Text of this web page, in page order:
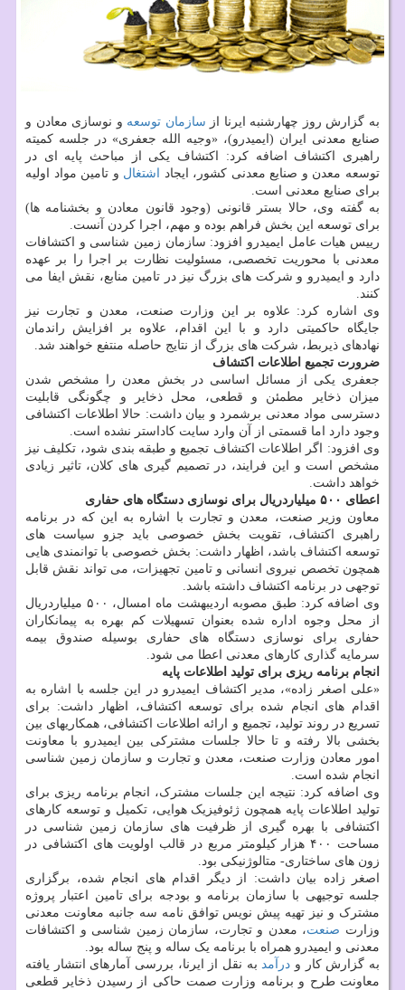
به گزارش روز چهارشنبه ایرنا از سازمان توسعه و نوسازی معادن و
صنایع معدنی ایران (ایمیدرو)، «وجیه الله جعفری» در جلسه کمیته
راهبری اکتشاف اضافه کرد: اکتشاف یکی از مباحث پایه ای در
توسعه معدن و صنایع معدنی کشور، ایجاد اشتغال و تامین مواد اولیه
برای صنایع معدنی است.
به گفته وی، حالا بستر قانونی (وجود قانون معادن و بخشنامه ها)
برای توسعه این بخش فراهم بوده و مهم، اجرا کردن آنست.
رییس هیات عامل ایمیدرو افزود: سازمان زمین شناسی و اکتشافات
معدنی با محوریت تخصصی، مسئولیت نظارت بر اجرا را بر عهده
دارد و ایمیدرو و شرکت های بزرگ نیز در تامین منابع، نقش ایفا می
کنند.
وی اشاره کرد: علاوه بر این وزارت صنعت، معدن و تجارت نیز
جایگاه حاکمیتی دارد و با این اقدام، علاوه بر افزایش راندمان
نهادهای ذیربط، شرکت های بزرگ از نتایج حاصله منتفع خواهند شد.
ضرورت تجمیع اطلاعات اکتشاف
جعفری یکی از مسائل اساسی در بخش معدن را مشخص شدن
میزان ذخایر مطمئن و قطعی، محل ذخایر و چگونگی قابلیت
دسترسی مواد معدنی برشمرد و بیان داشت: حالا اطلاعات اکتشافی
وجود دارد اما قسمتی از آن وارد سایت کاداستر نشده است.
وی افزود: اگر اطلاعات اکتشاف تجمیع و طبقه بندی شود، تکلیف نیز
مشخص است و این فرایند، در تصمیم گیری های کلان، تاثیر زیادی
خواهد داشت.
اعطای ۵۰۰ میلیاردریال برای نوسازی دستگاه های حفاری
معاون وزیر صنعت، معدن و تجارت با اشاره به این که در برنامه
راهبری اکتشاف، تقویت بخش خصوصی باید جزو سیاست های
توسعه اکتشاف باشد، اظهار داشت: بخش خصوصی با توانمندی هایی
همچون تخصص نیروی انسانی و تامین تجهیزات، می تواند نقش قابل
توجهی در برنامه اکتشاف داشته باشد.
وی اضافه کرد: طبق مصوبه اردیبهشت ماه امسال، ۵۰۰ میلیاردریال
از محل وجوه اداره شده بعنوان تسهیلات کم بهره به پیمانکاران
حفاری برای نوسازی دستگاه های حفاری بوسیله صندوق بیمه
سرمایه گذاری کارهای معدنی اعطا می شود.
انجام برنامه ریزی برای تولید اطلاعات پایه
«علی اصغر زاده»، مدیر اکتشاف ایمیدرو در این جلسه با اشاره به
اقدام های انجام شده برای توسعه اکتشاف، اظهار داشت: برای
تسریع در روند تولید، تجمیع و ارائه اطلاعات اکتشافی، همکاریهای بین
بخشی بالا رفته و تا حالا جلسات مشترکی بین ایمیدرو با معاونت
امور معادن وزارت صنعت، معدن و تجارت و سازمان زمین شناسی
انجام شده است.
وی اضافه کرد: نتیجه این جلسات مشترک، انجام برنامه ریزی برای
تولید اطلاعات پایه همچون ژئوفیزیک هوایی، تکمیل و توسعه کارهای
اکتشافی با بهره گیری از ظرفیت های سازمان زمین شناسی در
مساحت ۴۰۰ هزار کیلومتر مربع در قالب اولویت های اکتشافی در
زون های ساختاری- متالوژنیکی بود.
اصغر زاده بیان داشت: از دیگر اقدام های انجام شده، برگزاری
جلسه توجیهی با سازمان برنامه و بودجه برای تامین اعتبار پروژه
مشترک و نیز تهیه پیش نویس توافق نامه سه جانبه معاونت معدنی
وزارت صنعت، معدن و تجارت، سازمان زمین شناسی و اکتشافات
معدنی و ایمیدرو همراه با برنامه یک ساله و پنج ساله بود.
به گزارش کار و درآمد به نقل از ایرنا، بررسی آمارهای انتشار یافته
معاونت طرح و برنامه وزارت صمت حاکی از رسیدن ذخایر قطعی